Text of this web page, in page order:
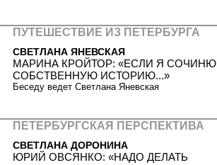
ПУТЕШЕСТВИЕ ИЗ ПЕТЕРБУРГА
СВЕТЛАНА ЯНЕВСКАЯ
МАРИНА КРОЙТОР: «ЕСЛИ Я СОЧИНЮ
СОБСТВЕННУЮ ИСТОРИЮ...»
Беседу ведет Светлана Яневская
ПЕТЕРБУРГСКАЯ ПЕРСПЕКТИВА
СВЕТЛАНА ДОРОНИНА
ЮРИЙ ОВСЯНКО: «НАДО ДЕЛАТЬ